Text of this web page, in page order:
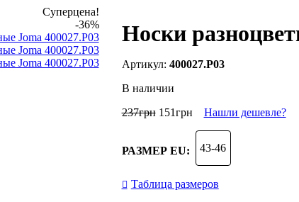
Суперцена!
-36%
Носки
400027.P03
В наличии
237грн 151грн Нашли дешевле?
РАЗМЕР EU: 43-46
Таблица размеров